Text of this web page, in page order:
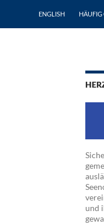
ENGLISH HÄUFIG
und